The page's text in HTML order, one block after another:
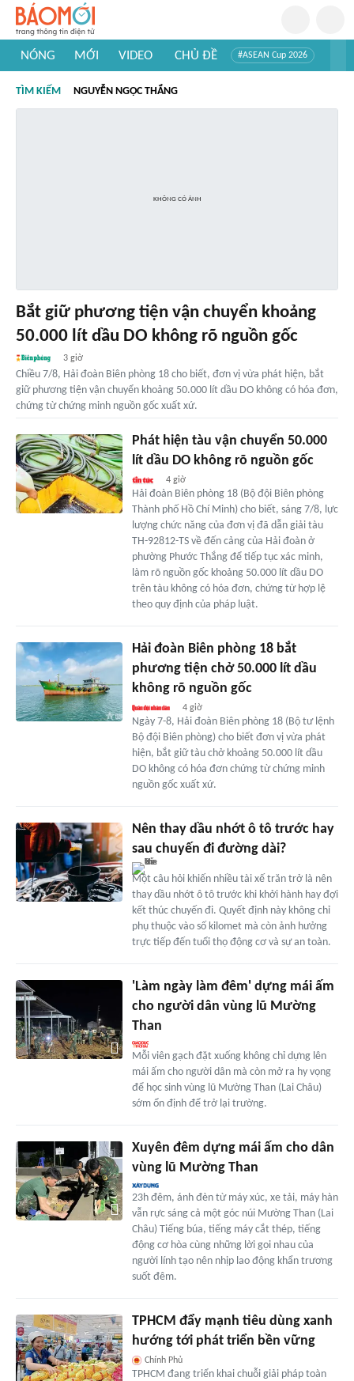
NÓNG MỚI VIDEO CHỦ ĐỀ #ASEAN Cup 2026
#Khám phá thế giới
TÌM KIẾM NGUYỄN NGỌC THẮNG
Bắt giữ phương tiện vận chuyển khoảng
50.000 lít dầu DO không rõ nguồn gốc
3 giờ
Chiều 7/8, Hải đoàn Biên phòng 18 cho biết, đơn vị vừa phát hiện, bắt
giữ phương tiện vận chuyển khoảng 50.000 lít dầu DO không có hóa đơn,
chứng từ chứng minh nguồn gốc xuất xứ.
Phát hiện tàu vận chuyển 50.000
lít dầu DO không rõ nguồn gốc
4 giờ
Hải đoàn Biên phòng 18 (Bộ đội Biên phòng
Thành phố Hồ Chí Minh) cho biết, sáng 7/8, lực
lượng chức năng của đơn vị đã dẫn giải tàu
TH-92812-TS về đến cảng của Hải đoàn ở
phường Phước Thắng để tiếp tục xác minh,
làm rõ nguồn gốc khoảng 50.000 lít dầu DO
trên tàu không có hóa đơn, chứng từ hợp lệ
theo quy định của pháp luật.
Hải đoàn Biên phòng 18 bắt
phương tiện chở 50.000 lít dầu
không rõ nguồn gốc
4 giờ
Ngày 7-8, Hải đoàn Biên phòng 18 (Bộ tư lệnh
Bộ đội Biên phòng) cho biết đơn vị vừa phát
hiện, bắt giữ tàu chở khoảng 50.000 lít dầu
DO không có hóa đơn chứng từ chứng minh
nguồn gốc xuất xứ.
Nên thay dầu nhớt ô tô trước hay
sau chuyến đi đường dài?
Một câu hỏi khiến nhiều tài xế trăn trở là nên
thay dầu nhớt ô tô trước khi khởi hành hay đợi
kết thúc chuyến đi. Quyết định này không chỉ
phụ thuộc vào số kilomet mà còn ảnh hưởng
trực tiếp đến tuổi thọ động cơ và sự an toàn.
'Làm ngày làm đêm' dựng mái ấm
cho người dân vùng lũ Mường
Than
Mỗi viên gạch đặt xuống không chỉ dựng lên
mái ấm cho người dân mà còn mở ra hy vọng
để học sinh vùng lũ Mường Than (Lai Châu)
sớm ổn định để trở lại trường.
Xuyên đêm dựng mái ấm cho dân
vùng lũ Mường Than
23h đêm, ánh đèn từ máy xúc, xe tải, máy hàn
vẫn rực sáng cả một góc núi Mường Than (Lai
Châu) Tiếng búa, tiếng máy cắt thép, tiếng
động cơ hòa cùng những lời gọi nhau của
người lính tạo nên nhịp lao động khẩn trương
suốt đêm.
TPHCM đẩy mạnh tiêu dùng xanh
hướng tới phát triển bền vững
Chính Phủ
TPHCM đang triển khai chuỗi giải pháp toàn